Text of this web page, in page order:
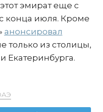
эмират еще с
конца июля. Кроме
анонсировал
только из столицы,
Екатеринбурга.